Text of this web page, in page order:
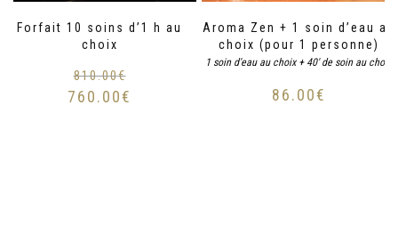
Forfait 10 soins d’1 h au
choix
810.00€
760.00€
Aroma Zen + 1 soin d’eau au
choix (pour 1 personne)
1 soin d'eau au choix + 40' de soin au choix
86.00€